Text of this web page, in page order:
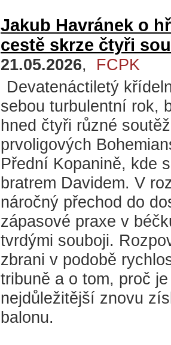
Jakub Havránek o
cestě skrze čtyři
21.05.2026, FCPK
Devatenáctiletý
sebou turbulentní rok,
hned čtyři různé
prvoligových
Přední Kopanině, kde
bratrem Davidem. V
náročný přechod do
zápasové praxe v
tvrdými souboji.
zbrani v podobě
tribuně a o tom, proč
nejdůležitější znovu
balonu.